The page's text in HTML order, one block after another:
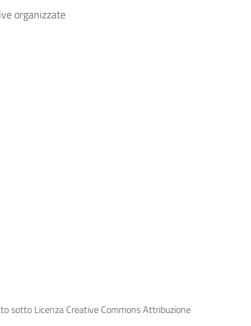
organizzate
sotto Licenza Creative Commons Attribuzione